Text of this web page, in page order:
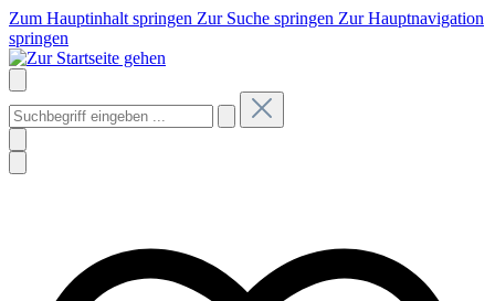
Zum Hauptinhalt springen Zur Suche springen Zur Hauptnavigation
springen